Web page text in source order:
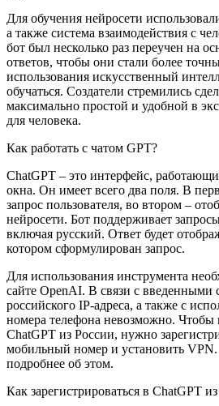
Для обучения нейросети
а также система взаимодействия с
бот был несколько раз переучен на
ответов, чтобы они стали более
использования искусственный
обучаться. Создатели стремились
максимально простой и удобной в
для человека.
Как работать с чатом GPT?
ChatGPT – это интерфейс,
окна. Он имеет всего два поля. В
запрос пользователя, во втором –
нейросети. Бот поддерживает
включая русский. Ответ будет
котором сформулирован запрос.
Для использования инструмента
сайте OpenAI. В связи с введенными
российского IP-адреса, а также с
номера телефона невозможно. Чтобы
ChatGPT из России, нужно
мобильный номер и установить
подробнее об этом.
Как зарегистрироваться в ChatGPT